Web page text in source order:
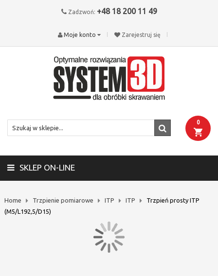
Zadzwoń: +48 18 200 11 49
Zarejestruj się
Moje konto
0
SKLEP ON-LINE
Home Trzpienie pomiarowe ITP ITP
Trzpień prosty ITP
(M5/L192,5/D15)